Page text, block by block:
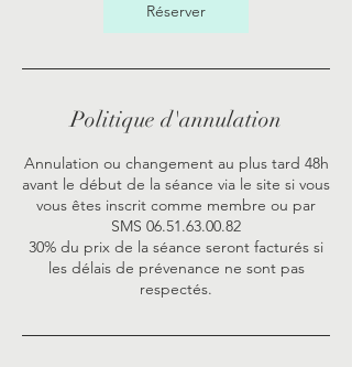
Réserver
Politique d'annulation
Annulation ou changement au plus tard 48h
avant le début de la séance via le site si vous
vous êtes inscrit comme membre ou par
SMS 06.51.63.00.82
30% du prix de la séance seront facturés si
les délais de prévenance ne sont pas
respectés.